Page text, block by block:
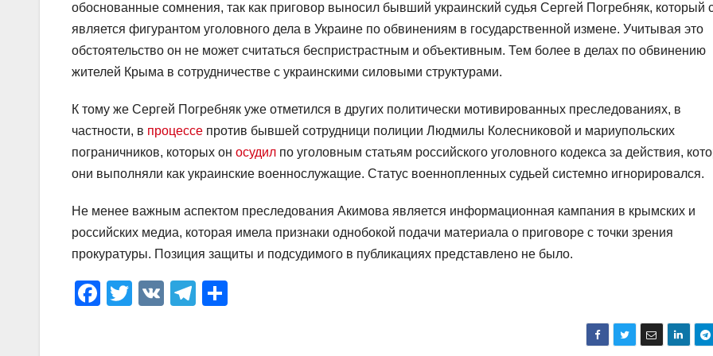
обоснованные сомнения, так как приговор выносил бывший украинский судья Сергей Погребняк, который
является фигурантом уголовного дела в Украине по обвинениям в государственной измене. Учитывая это
обстоятельство он не может считаться беспристрастным и объективным. Тем более в делах по обвинению
жителей Крыма в сотрудничестве с украинскими силовыми структурами.
К тому же Сергей Погребняк уже отметился в других политически мотивированных преследованиях, в
частности, в процессе против бывшей сотрудници полиции Людмилы Колесниковой и мариупольских
пограничников, которых он осудил по уголовным статьям российского уголовного кодекса за действия,
они выполняли как украинские военнослужащие. Статус военнопленных судьей системно игнорировался.
Не менее важным аспектом преследования Акимова является информационная кампания в крымских и
российских медиа, которая имела признаки однобокой подачи материала о приговоре с точки зрения
прокуратуры. Позиция защиты и подсудимого в публикациях представлено не было.
F
T
V
T